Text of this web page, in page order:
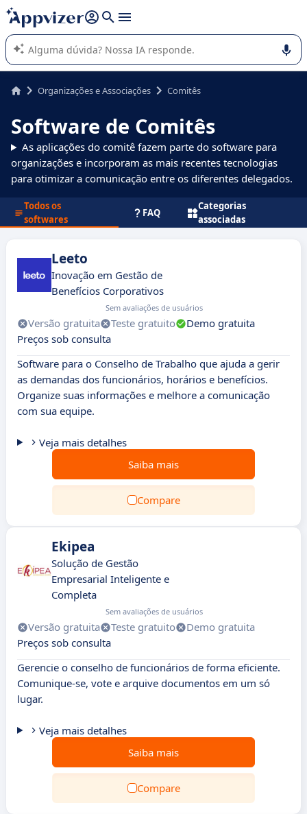
de nossa IA (várias linhas com
A IA do Appvizer o orienta no uso ou na seleção de software
SaaS para sua empresa.
Organizações e Associações Comitês
Software de Comitês
As aplicações do comitê fazem parte do software para
organizações e incorporam as mais recentes tecnologias
para otimizar a comunicação entre os diferentes delegados.
Todos os
softwares
FAQ
Categorias
associadas
Leeto
Inovação em Gestão de
Benefícios Corporativos
Sem avaliações de usuários
Versão gratuita Teste gratuito
Demo gratuita
Preços sob consulta
Software para o Conselho de Trabalho que ajuda a gerir
as demandas dos funcionários, horários e benefícios.
Organize suas informações e melhore a comunicação
com sua equipe.
Veja mais detalhes
Saiba mais
Compare
Ekipea
Solução de Gestão
Empresarial Inteligente e
Completa
Sem avaliações de usuários
Versão gratuita Teste gratuito
Demo gratuita
Preços sob consulta
Gerencie o conselho de funcionários de forma eficiente.
Comunique-se, vote e arquive documentos em um só
lugar.
Veja mais detalhes
Saiba mais
Compare